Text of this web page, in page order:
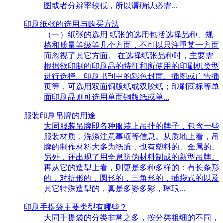
图或者分辨率较低，所以请确认必需...
印刷纸张的选用与购买方法
（一）纸张的选用 纸张的选用包括选择品种、规
格和质量等级等几个方面，不可以只注重某一方面
而忽视了其它方面。 在选择纸张品种时，主要需
根据欲印制的印刷品的特征和所使用的印刷机类型
进行选择。印刷书刊中的彩色封面、插图或广告插
页等，可选用双面铜版纸或双胶纸；印刷商标等单
面印刷品则可选用单面铜版纸或单...
服装印刷吊牌的用途
大同服装吊牌即各种服装上吊挂的牌子，包含一些
服装材质，洗涤注意事项等信息。从质地上看，吊
牌的制作材料大多为纸质，也有塑料的、金属的。
另外，还出现了用全息防伪材料制成的新型吊牌。
再从它的造型上看，则更是多种多样的：有长条形
的，对折形的，圆形的，三角形的，插袋式的以及
其它特殊造型的，真是多姿多彩，琳琅...
印刷手提袋主要类型有哪些？
大同手提袋的分类非常之多，按分类粗细的不同，